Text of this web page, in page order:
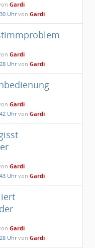
Gardi
UhrvonGardi
Gardi
UhrvonGardi
Gardi
UhrvonGardi
Gardi
UhrvonGardi
Gardi
UhrvonGardi